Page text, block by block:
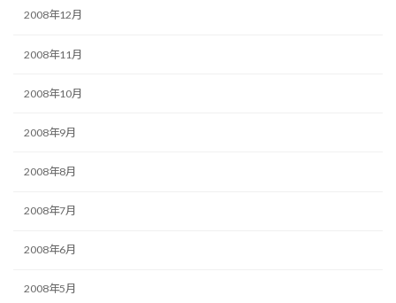
2008年12月
2008年11月
2008年10月
2008年9月
2008年8月
2008年7月
2008年6月
2008年5月